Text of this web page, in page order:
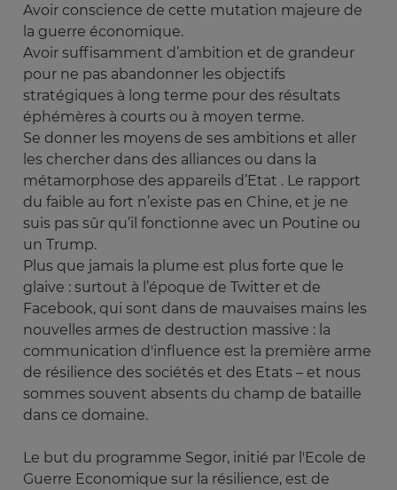
Avoir conscience de cette mutation majeure de
la guerre économique.
Avoir suffisamment d’ambition et de grandeur
pour ne pas abandonner les objectifs
stratégiques à long terme pour des résultats
éphémères à courts ou à moyen terme.
Se donner les moyens de ses ambitions et aller
les chercher dans des alliances ou dans la
métamorphose des appareils d’Etat . Le rapport
du faible au fort n’existe pas en Chine, et je ne
suis pas sûr qu’il fonctionne avec un Poutine ou
un Trump.
Plus que jamais la plume est plus forte que le
glaive : surtout à l’époque de Twitter et de
Facebook, qui sont dans de mauvaises mains les
nouvelles armes de destruction massive : la
communication d'influence est la première arme
de résilience des sociétés et des Etats – et nous
sommes souvent absents du champ de bataille
dans ce domaine.
Le but du programme Segor, initié par l'Ecole de
Guerre Economique sur la résilience, est de